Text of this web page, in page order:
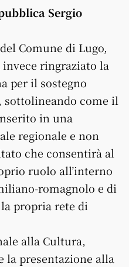
Sergio
Comune di Lugo,
invece ringraziato la
per il sostegno
come il
in una
regionale e non
che consentirà al
ruolo all’interno
romagnolo e di
propria rete di
alla Cultura,
la presentazione alla